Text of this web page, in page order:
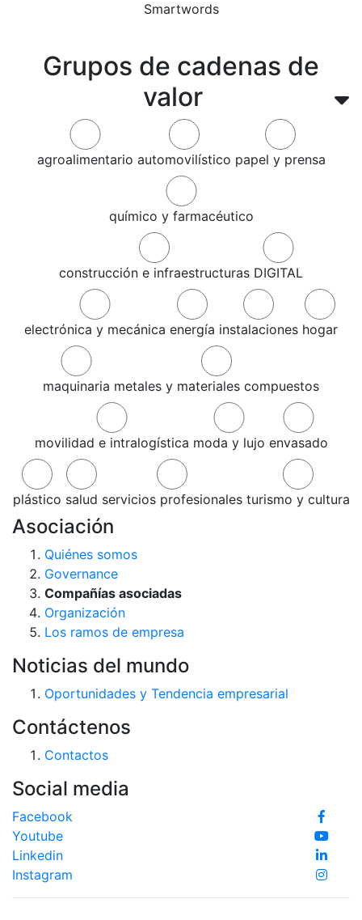
Grupos de cadenas de
valor
agroalimentario automovilístico papel y prensa
químico y farmacéutico
construcción e infraestructuras DIGITAL
electrónica y mecánica energía instalaciones hogar
maquinaria metales y materiales compuestos
movilidad e intralogística moda y lujo envasado
plástico salud servicios profesionales turismo y cultura
Smartwords
Asociación
Quiénes somos
Governance
Compañías asociadas
Organización
Los ramos de empresa
Noticias del mundo
Oportunidades y Tendencia empresarial
Contáctenos
Contactos
Social media
Facebook
Youtube
Linkedin
Instagram